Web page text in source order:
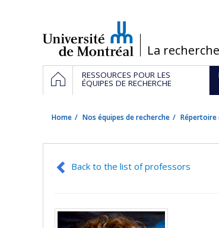
/La recherche
Navigation
principale
HOMERESSOURCES POUR LES
ÉQUIPES DE RECHERCHE
Home Nos équipes de recherche Répertoire
Back to the list of professors